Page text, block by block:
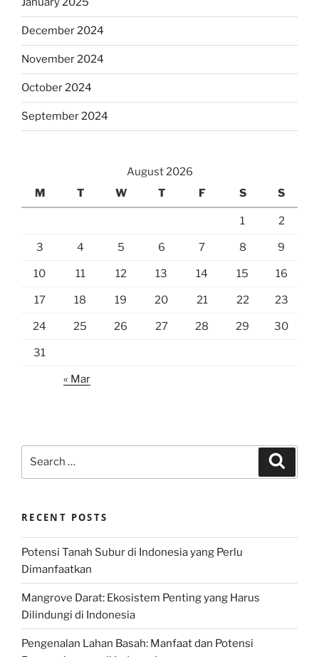
December 2024
November 2024
October 2024
September 2024
August 2026
M
T W T F S S
1 2
3 4 5 6 7 8 9
10 11 12 13 14 15 16
17 18 19 20 21 22 23
24 25 26 27 28 29 30
31
« Mar
RECENT POSTS
Potensi Tanah Subur di Indonesia yang Perlu
Dimanfaatkan
Mangrove Darat: Ekosistem Penting yang Harus
Dilindungi di Indonesia
Pengenalan Lahan Basah: Manfaat dan Potensi